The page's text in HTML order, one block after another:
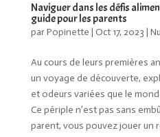
Naviguer dans les défis
guide pour les parents
parPopinette | Oct 17, 2023 |
Au cours de leurs premières
un voyage de découverte,
et odeurs variées que le
Ce périple n’est pas sans
parent, vous pouvez jouer un